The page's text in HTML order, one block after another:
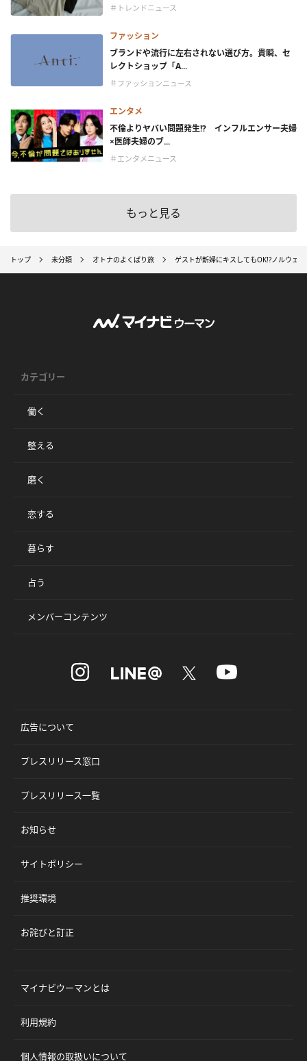
＃トレンドニュース
ファッション
ブランドや流行に左右されない選び方。貴瞬、セ
レクトショップ「A...
＃ファッションニュース
エンタメ
不倫よりヤバい問題発生!? インフルエンサー夫婦
×医師夫婦のブ...
＃エンタメニュース
もっと見る
トップ 未分類 オトナのよくばり旅 ゲストが新婦にキスしてもOK!?ノルウェ
カテゴリー
働く
整える
磨く
恋する
暮らす
占う
メンバーコンテンツ
広告について
プレスリリース窓口
プレスリリース一覧
お知らせ
サイトポリシー
推奨環境
お詫びと訂正
マイナビウーマンとは
利用規約
個人情報の取扱いについて